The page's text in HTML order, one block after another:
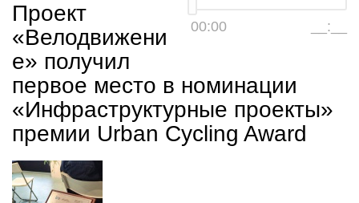
00:00 __:__
Проект
«Велодвижени
е» получил
первое место в номинации
«Инфраструктурные проекты»
премии Urban Cycling Award